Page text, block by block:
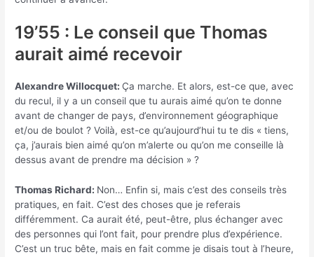
19’55 : Le conseil que Thomas
aurait aimé recevoir
Alexandre Willocquet: Ça marche. Et alors, est-ce que, avec
du recul, il y a un conseil que tu aurais aimé qu’on te donne
avant de changer de pays, d’environnement géographique
et/ou de boulot ? Voilà, est-ce qu’aujourd’hui tu te dis « tiens,
ça, j’aurais bien aimé qu’on m’alerte ou qu’on me conseille là
dessus avant de prendre ma décision » ?
Thomas Richard: Non… Enfin si, mais c’est des conseils très
pratiques, en fait. C’est des choses que je referais
différemment. Ca aurait été, peut-être, plus échanger avec
des personnes qui l’ont fait, pour prendre plus d’expérience.
C’est un truc bête, mais en fait comme je disais tout à l’heure,